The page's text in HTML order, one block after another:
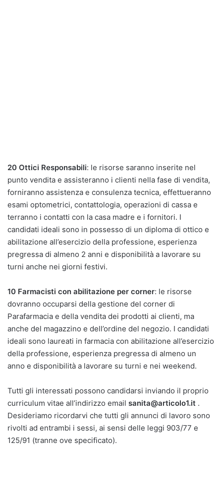
20 Ottici Responsabili: le risorse saranno inserite nel
punto vendita e assisteranno i clienti nella fase di vendita,
forniranno assistenza e consulenza tecnica, effettueranno
esami optometrici, contattologia, operazioni di cassa e
terranno i contatti con la casa madre e i fornitori. I
candidati ideali sono in possesso di un diploma di ottico e
abilitazione all’esercizio della professione, esperienza
pregressa di almeno 2 anni e disponibilità a lavorare su
turni anche nei giorni festivi.
10 Farmacisti con abilitazione per corner: le risorse
dovranno occuparsi della gestione del corner di
Parafarmacia e della vendita dei prodotti ai clienti, ma
anche del magazzino e dell’ordine del negozio. I candidati
ideali sono laureati in farmacia con abilitazione all’esercizio
della professione, esperienza pregressa di almeno un
anno e disponibilità a lavorare su turni e nei weekend.
Tutti gli interessati possono candidarsi inviando il proprio
curriculum vitae all’indirizzo email sanita@articolo1.it .
Desideriamo ricordarvi che tutti gli annunci di lavoro sono
rivolti ad entrambi i sessi, ai sensi delle leggi 903/77 e
125/91 (tranne ove specificato).